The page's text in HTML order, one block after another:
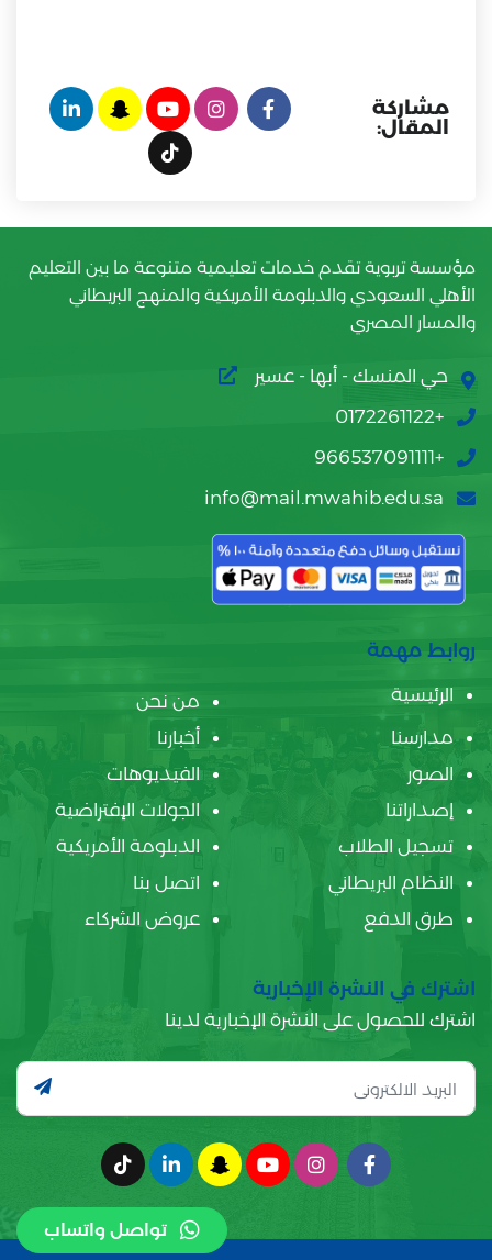
مشاركة
المقال:
تواصل واتساب
مؤسسة تربوية تقدم خدمات تعليمية متنوعة ما بين التعليم
الأهلي السعودي والدبلومة الأمريكية والمنهج البريطاني
والمسار المصري
حي المنسك - أبها - عسير
+0172261122
+966537091111
info@mail.mwahib.edu.sa
روابط مهمة
الرئيسية
من نحن
مدارسنا
أخبارنا
الصور
الفيديوهات
إصداراتنا
الجولات الإفتراضية
تسجيل الطلاب
الدبلومة الأمريكية
النظام البريطاني
اتصل بنا
طرق الدفع
عروض الشركاء
اشترك في النشرة الإخبارية
اشترك للحصول على النشرة الإخبارية لدينا